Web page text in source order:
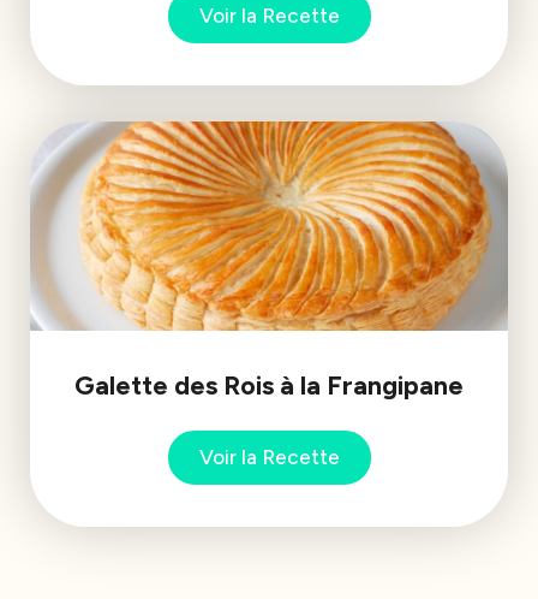
Voir la Recette
Galette des Rois à la Frangipane
Voir la Recette